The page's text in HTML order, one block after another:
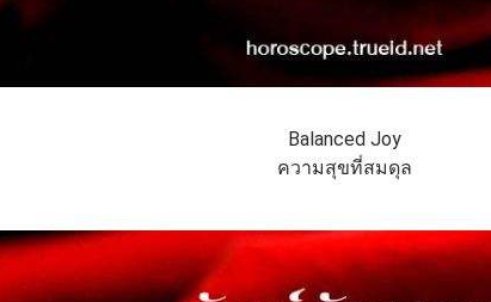
Balanced Joy
ความสุขที่สมดุล